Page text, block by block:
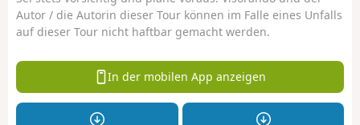
Autor / die Autorin dieser Tour können im Falle eines Unfalls
auf dieser Tour nicht haftbar gemacht werden.
In der mobilen App anzeigen